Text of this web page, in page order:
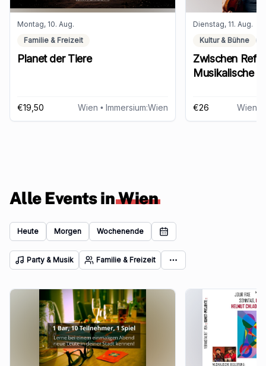
Montag, 10. Aug.
Familie & Freizeit
Planet der Tiere
€19,50 Wien • Immersium:Wien
Dienstag, 11. Aug.
Kultur & Bühne
Zwischen
Musikalische
€26 Wien
Alle Events inWien
Heute Morgen Wochenende
Party & Musik Familie & Freizeit